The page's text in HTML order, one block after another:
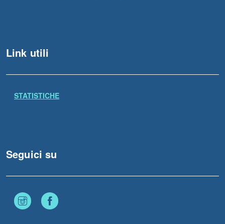
Link utili
STATISTICHE
Seguici su
Instagram